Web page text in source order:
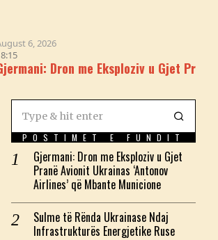
Dron me Eksploziv u Gjet Pranë Avionit
POSTIMET E FUNDIT
Gjermani: Dron me Eksploziv u Gjet
Pranë Avionit Ukrainas ‘Antonov
Airlines’ që Mbante Municione
Sulme të Rënda Ukrainase Ndaj
Infrastrukturës Energjetike Ruse